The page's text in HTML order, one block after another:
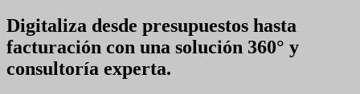
Digitaliza desde presupuestos hasta
facturación con una solución 360° y
consultoría experta.